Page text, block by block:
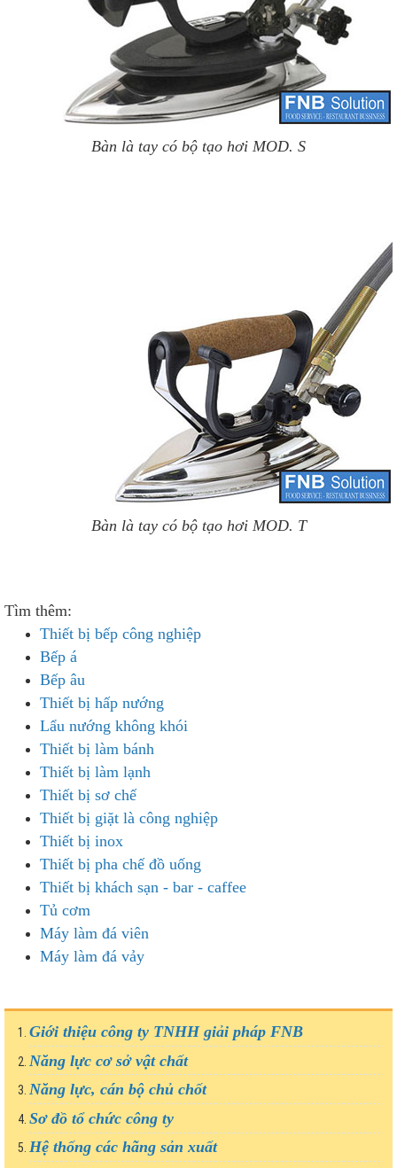
Bàn là tay có bộ tạo hơi MOD. S
Bàn là tay có bộ tạo hơi MOD. T
Tìm thêm:
Thiết bị bếp công nghiệp
Bếp á
Bếp âu
Thiết bị hấp nướng
Lẩu nướng không khói
Thiết bị làm bánh
Thiết bị làm lạnh
Thiết bị sơ chế
Thiết bị giặt là công nghiệp
Thiết bị inox
Thiết bị pha chế đồ uống
Thiết bị khách sạn - bar - caffee
Tủ cơm
Máy làm đá viên
Máy làm đá vảy
Giới thiệu công ty TNHH giải pháp FNB
Năng lực cơ sở vật chất
Năng lực, cán bộ chủ chốt
Sơ đồ tổ chức công ty
Hệ thống các hãng sản xuất